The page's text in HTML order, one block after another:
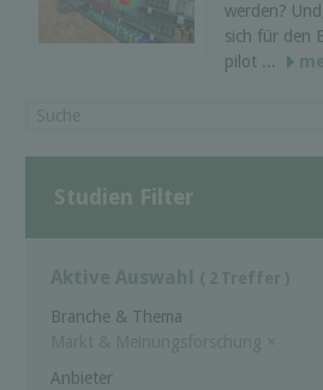
werden?
sich für den
pilot ...
Studien Filter
Aktive Auswahl ( 2 Treffer )
Branche & Thema
Markt & Meinungsforschung ×
Anbieter